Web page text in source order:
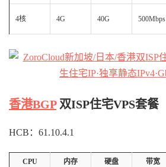
4核 4G 40G 500Mbps
香港BGP双ISP住宅VPS套餐
HCB：61.10.4.1
CPU 内存 硬盘 带宽